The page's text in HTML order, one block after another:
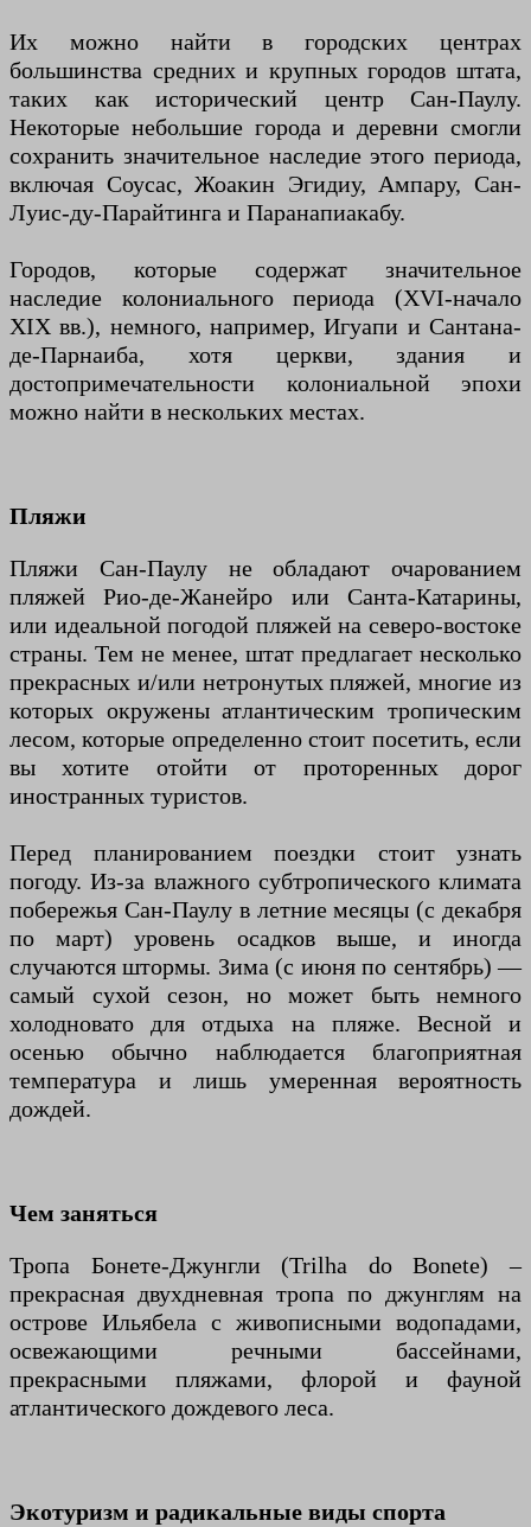
Их можно найти в городских центрах
большинства средних и крупных городов штата,
таких как исторический центр Сан-Паулу.
Некоторые небольшие города и деревни смогли
сохранить значительное наследие этого периода,
включая Соусас, Жоакин Эгидиу, Ампару, Сан-
Луис-ду-Парайтинга и Паранапиакабу.
Городов, которые содержат значительное
наследие колониального периода (XVI-начало
XIX вв.), немного, например, Игуапи и Сантана-
де-Парнаиба, хотя церкви, здания и
достопримечательности колониальной эпохи
можно найти в нескольких местах.
Пляжи
Пляжи Сан-Паулу не обладают очарованием
пляжей Рио-де-Жанейро или Санта-Катарины,
или идеальной погодой пляжей на северо-востоке
страны. Тем не менее, штат предлагает несколько
прекрасных и/или нетронутых пляжей, многие из
которых окружены атлантическим тропическим
лесом, которые определенно стоит посетить, если
вы хотите отойти от проторенных дорог
иностранных туристов.
Перед планированием поездки стоит узнать
погоду. Из-за влажного субтропического климата
побережья Сан-Паулу в летние месяцы (с декабря
по март) уровень осадков выше, и иногда
случаются штормы. Зима (с июня по сентябрь) —
самый сухой сезон, но может быть немного
холодновато для отдыха на пляже. Весной и
осенью обычно наблюдается благоприятная
температура и лишь умеренная вероятность
дождей.
Чем заняться
Тропа Бонете-Джунгли (Trilha do Bonete) –
прекрасная двухдневная тропа по джунглям на
острове Ильябела с живописными водопадами,
освежающими речными бассейнами,
прекрасными пляжами, флорой и фауной
атлантического дождевого леса.
Экотуризм и радикальные виды спорта